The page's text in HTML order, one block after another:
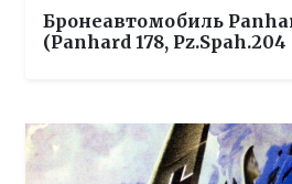
Бронеавтомобиль
(Panhard 178, Pz.Spah.204